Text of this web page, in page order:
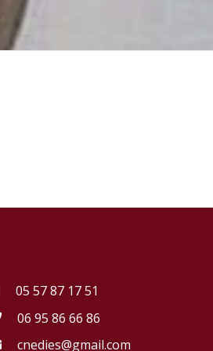
05 57 87 17 51
06 95 86 66 86
cnedies@gmail.com